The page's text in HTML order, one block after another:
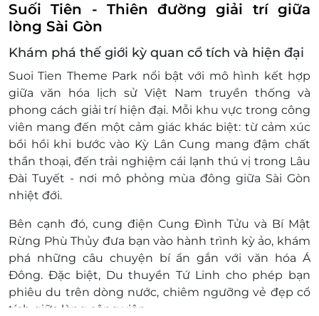
Suối Tiên - Thiên đường giải trí giữa
lòng Sài Gòn
Khám phá thế giới kỳ quan cổ tích và hiện đại
Suoi Tien Theme Park nổi bật với mô hình kết hợp
giữa văn hóa lịch sử Việt Nam truyền thống và
phong cách giải trí hiện đại. Mỗi khu vực trong công
viên mang đến một cảm giác khác biệt: từ cảm xúc
bồi hồi khi bước vào Kỳ Lân Cung mang đậm chất
thần thoại, đến trải nghiệm cái lạnh thú vị trong Lâu
Đài Tuyết - nơi mô phỏng mùa đông giữa Sài Gòn
nhiệt đới.
Bên cạnh đó, cung điện Cung Đình Tửu và Bí Mật
Rừng Phù Thủy đưa bạn vào hành trình kỳ ảo, khám
phá những câu chuyện bí ẩn gắn với văn hóa Á
Đông. Đặc biệt, Du thuyền Tứ Linh cho phép bạn
phiêu du trên dòng nước, chiêm ngưỡng vẻ đẹp cổ
tích giữa lòng công viên.